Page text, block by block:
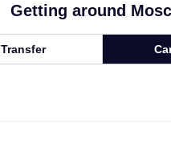
Getting around
Transfer